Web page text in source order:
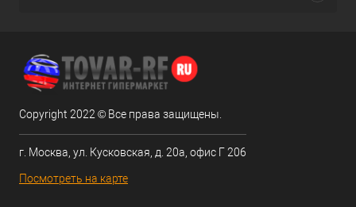
Copyright 2022 © Все права защищены.
г. Москва, ул. Кусковская, д. 20а, офис Г 206
Посмотреть на карте